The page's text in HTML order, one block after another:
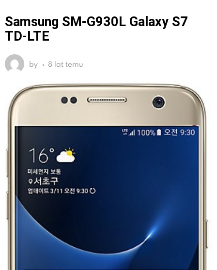
Samsung SM-G930L Galaxy S7
TD-LTE
by 8 lat temu